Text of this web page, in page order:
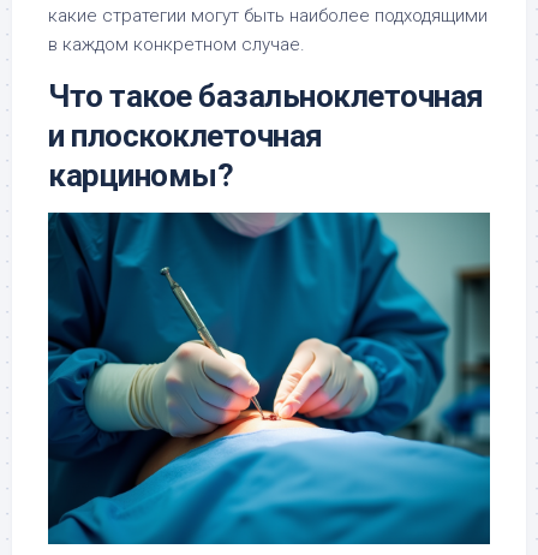
какие стратегии могут быть наиболее подходящими
в каждом конкретном случае.
Что такое базальноклеточная
и плоскоклеточная
карциномы?